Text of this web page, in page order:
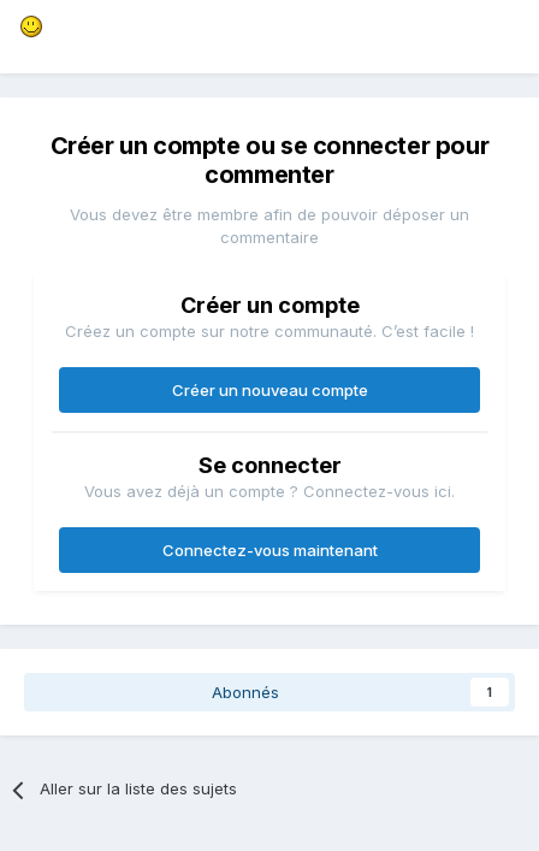
Créer un compte ou se connecter pour
commenter
Vous devez être membre afin de pouvoir déposer un
commentaire
Créer un compte
Créez un compte sur notre communauté. C’est facile !
Créer un nouveau compte
Se connecter
Vous avez déjà un compte ? Connectez-vous ici.
Connectez-vous maintenant
Abonnés 1
Aller sur la liste des sujets